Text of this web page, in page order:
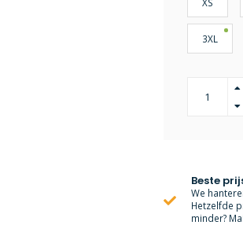
3XL
Beste
We
Hetzelfde
minder?